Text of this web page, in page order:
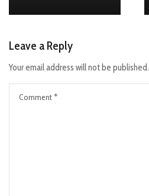
Leave a Reply
Your email address will not be published.